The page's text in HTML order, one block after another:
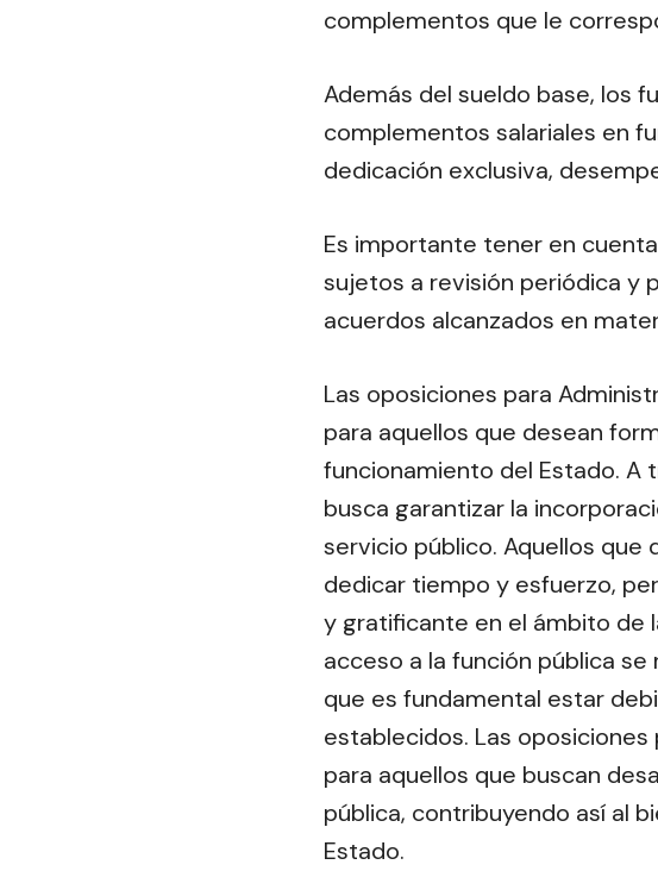
complementos que le
Además del sueldo base, los
complementos salariales en
dedicación exclusiva,
Es importante tener en
sujetos a revisión periódica y
acuerdos alcanzados en
Las oposiciones para
para aquellos que desean
funcionamiento del Estado. A
busca garantizar la
servicio público. Aquellos
dedicar tiempo y esfuerzo,
y gratificante en el ámbito de
acceso a la función pública
que es fundamental estar
establecidos. Las
para aquellos que buscan
pública, contribuyendo así al
Estado.